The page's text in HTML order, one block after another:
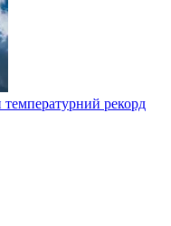
температурний рекорд